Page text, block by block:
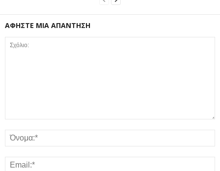
ΑΦΗΣΤΕ ΜΙΑ ΑΠΑΝΤΗΣΗ